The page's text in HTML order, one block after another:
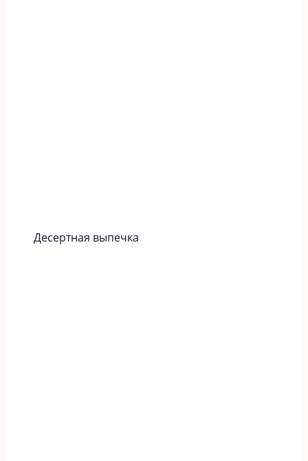
Десертная выпечка